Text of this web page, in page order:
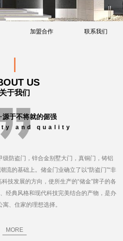
加盟合作 联系我们
US
关于我们
源于不将就的倔强
and quality
防盗门，锌合金别墅大门，真铜门，铸铝
流的基础上。储金门业确立了以“防盗门”“非
科技发展的方向，使所生产的“储金”牌子的各
经典风格和现代科技完美结合的产物，是办
、住家的理想选择。
MORE